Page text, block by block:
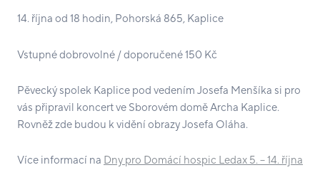
14. října od 18 hodin, Pohorská 865, Kaplice
Vstupné dobrovolné / doporučené 150 Kč
Pěvecký spolek Kaplice pod vedením Josefa Menšíka si pro
vás připravil koncert ve Sborovém domě Archa Kaplice.
Rovněž zde budou k vidění obrazy Josefa Oláha.
Více informací na Dny pro Domácí hospic Ledax 5. – 14. října